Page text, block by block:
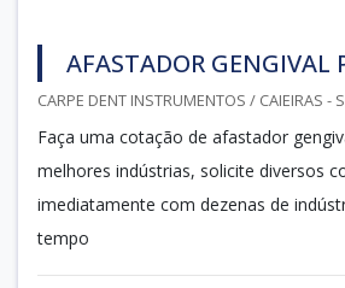
AFASTADOR GENGIVAL
CARPE DENT INSTRUMENTOS / CAIEIRAS -
Faça uma cotação de afastador
melhores indústrias, solicite diversos
imediatamente com dezenas de
tempo